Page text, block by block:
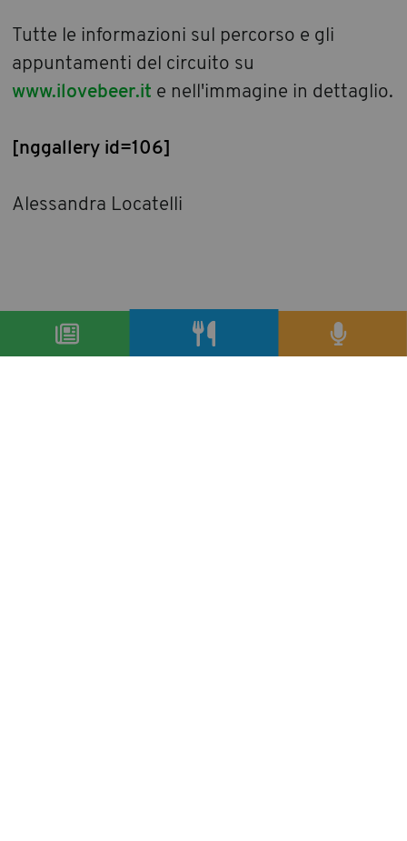
Tutte le informazioni sul percorso e gli
appuntamenti del circuito su
www.ilovebeer.it e nell'immagine in dettaglio.
[nggallery id=106]
Alessandra Locatelli
condividi